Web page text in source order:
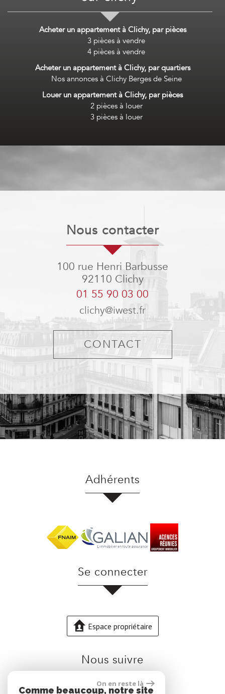
Acheter un appartement à Clichy, par pièces
3 pièces à vendre
4 pièces à vendre
Acheter un appartement à Clichy, par quartiers
Nos annonces à Clichy Berges de Seine
Louer un appartement à Clichy, par pièces
2 pièces à louer
3 pièces à louer
nous contacter
100 rue Henri Barbusse
92110 Clichy
01 55 90 03 00
clichy@iwest.fr
CONTACT
adhérents
se connecter
Espace propriétaire
nous suivre
On en reste là
Comme beaucoup, notre site